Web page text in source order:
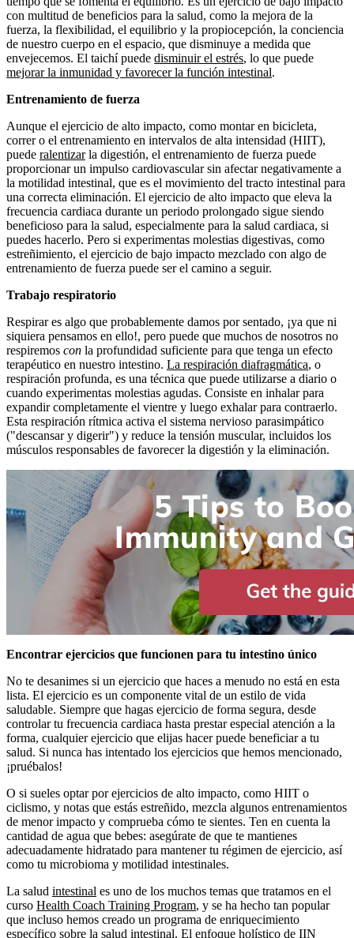
con multitud de beneficios para la salud, como la mejora de la
fuerza, la flexibilidad, el equilibrio y la propiocepción, la conciencia
de nuestro cuerpo en el espacio, que disminuye a medida que
envejecemos. El taichí puede disminuir el estrés, lo que puede
mejorar la inmunidad y favorecer la función intestinal.
Entrenamiento de fuerza
Aunque el ejercicio de alto impacto, como montar en bicicleta,
correr o el entrenamiento en intervalos de alta intensidad (HIIT),
puede ralentizarla digestión, el entrenamiento de fuerza puede
proporcionar un impulso cardiovascular sin afectar negativamente a
la motilidad intestinal, que es el movimiento del tracto intestinal para
una correcta eliminación. El ejercicio de alto impacto que eleva la
frecuencia cardiaca durante un periodo prolongado sigue siendo
beneficioso para la salud, especialmente para la salud cardiaca, si
puedes hacerlo. Pero si experimentas molestias digestivas, como
estreñimiento, el ejercicio de bajo impacto mezclado con algo de
entrenamiento de fuerza puede ser el camino a seguir.
Trabajo respiratorio
Respirar es algo que probablemente damos por sentado, ¡ya que ni
siquiera pensamos en ello!, pero puede que muchos de nosotros no
respiremos con la profundidad suficiente para que tenga un efecto
terapéutico en nuestro intestino. La respiración diafragmática, o
respiración profunda, es una técnica que puede utilizarse a diario o
cuando experimentas molestias agudas. Consiste en inhalar para
expandir completamente el vientre y luego exhalar para contraerlo.
Esta respiración rítmica activa el sistema nervioso parasimpático
("descansar y digerir") y reduce la tensión muscular, incluidos los
músculos responsables de favorecer la digestión y la eliminación.
Encontrar ejercicios que funcionen para tu intestino único
No te desanimes si un ejercicio que haces a menudo no está en esta
lista. El ejercicio es un componente vital de un estilo de vida
saludable. Siempre que hagas ejercicio de forma segura, desde
controlar tu frecuencia cardiaca hasta prestar especial atención a la
forma, cualquier ejercicio que elijas hacer puede beneficiar a tu
salud. Si nunca has intentado los ejercicios que hemos mencionado,
¡pruébalos!
O si sueles optar por ejercicios de alto impacto, como HIIT o
ciclismo, y notas que estás estreñido, mezcla algunos entrenamientos
de menor impacto y comprueba cómo te sientes. Ten en cuenta la
cantidad de agua que bebes: asegúrate de que te mantienes
adecuadamente hidratado para mantener tu régimen de ejercicio, así
como tu microbioma y motilidad intestinales.
La salud intestinal es uno de los muchos temas que tratamos en el
curso Health Coach Training Program, y se ha hecho tan popular
que incluso hemos creado un programa de enriquecimiento
específico sobre la salud intestinal. El enfoque holístico de IIN